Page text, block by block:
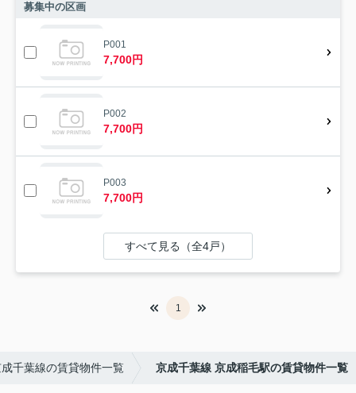
募集中の区画
P001
7,700円
P002
7,700円
P003
7,700円
すべて見る（全4戸）
1
千葉線の賃貸物件一覧 京成千葉線 京成稲毛駅の賃貸物件一覧